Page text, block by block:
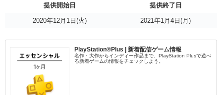
提供開始日 提供終了日
2020年12月1日(火) 2021年1月4日(月)
PlayStation®Plus | 新着配信ゲーム情報
名作・大作からインディー作品まで、PlayStation Plusで遊べ
る新着ゲームの情報をチェックしよう。